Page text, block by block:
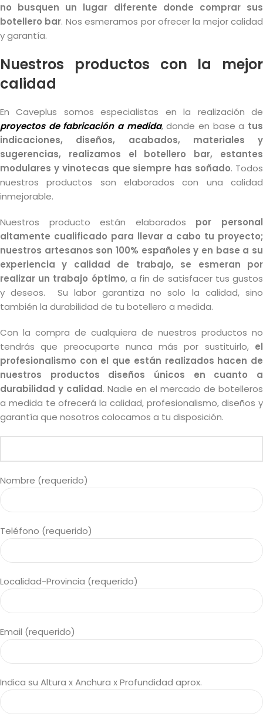
no busquen un lugar diferente donde comprar sus
botellero bar. Nos esmeramos por ofrecer la mejor calidad
y garantía.
Nuestros productos con la mejor
calidad
En Caveplus somos especialistas en la realización de
proyectos de fabricación a medida, donde en base a tus
indicaciones, diseños, acabados, materiales y
sugerencias, realizamos el botellero bar, estantes
modulares y vinotecas que siempre has soñado. Todos
nuestros productos son elaborados con una calidad
inmejorable.
Nuestros producto están elaborados por personal
altamente cualificado para llevar a cabo tu proyecto;
nuestros artesanos son 100% españoles y en base a su
experiencia y calidad de trabajo, se esmeran por
realizar un trabajo óptimo, a fin de satisfacer tus gustos
y deseos. Su labor garantiza no solo la calidad, sino
también la durabilidad de tu botellero a medida.
Con la compra de cualquiera de nuestros productos no
tendrás que preocuparte nunca más por sustituirlo, el
profesionalismo con el que están realizados hacen de
nuestros productos diseños únicos en cuanto a
durabilidad y calidad. Nadie en el mercado de botelleros
a medida te ofrecerá la calidad, profesionalismo, diseños y
garantía que nosotros colocamos a tu disposición.
Nombre (requerido)
Teléfono (requerido)
Localidad-Provincia (requerido)
Email (requerido)
Indica su Altura x Anchura x Profundidad aprox.